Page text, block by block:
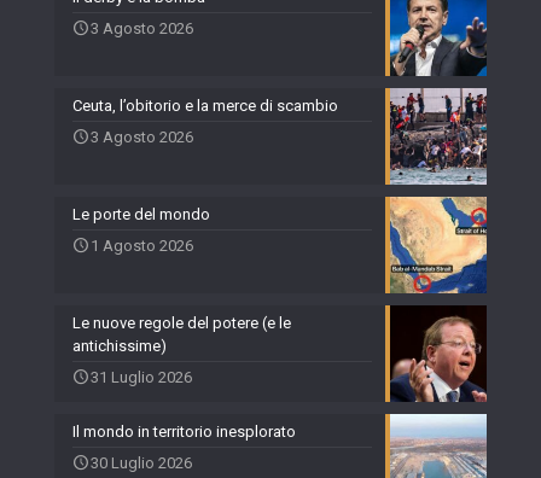
3 Agosto 2026
Ceuta, l’obitorio e la merce di scambio
3 Agosto 2026
Le porte del mondo
1 Agosto 2026
Le nuove regole del potere (e le
antichissime)
31 Luglio 2026
Il mondo in territorio inesplorato
30 Luglio 2026